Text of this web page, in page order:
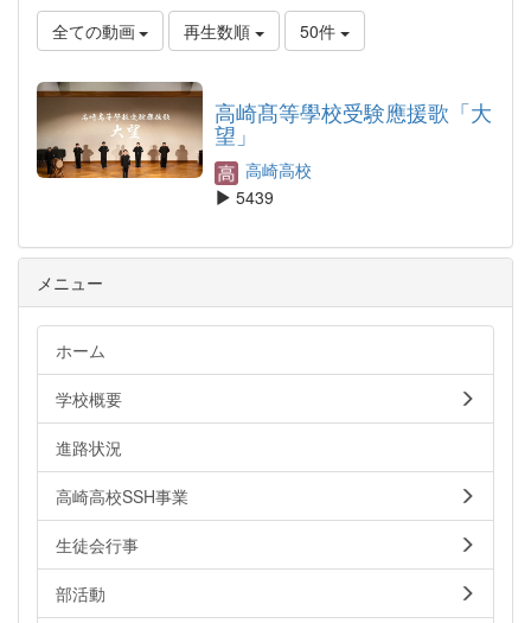
全ての動画 再生数順 50件
高崎髙等學校受験應援歌「大
望」
高崎高校
5439
メニュー
ホーム
学校概要
進路状況
高崎高校SSH事業
生徒会行事
部活動